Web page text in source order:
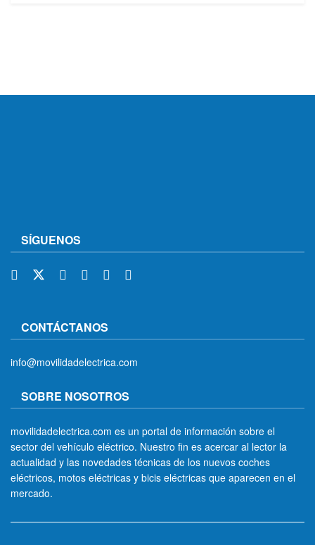
SÍGUENOS
CONTÁCTANOS
info@movilidadelectrica.com
SOBRE NOSOTROS
movilidadelectrica.com es un portal de información sobre el
sector del vehículo eléctrico. Nuestro fin es acercar al lector la
actualidad y las novedades técnicas de los nuevos coches
eléctricos, motos eléctricas y bicis eléctricas que aparecen en el
mercado.